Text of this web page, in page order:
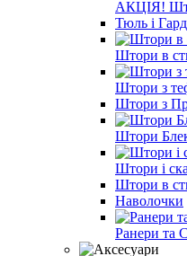
АКЦІЯ!
Тюль і
Штори в
Штори з
Штори з
Штори
Штори і
Штори в
Наволочки
Ранери та